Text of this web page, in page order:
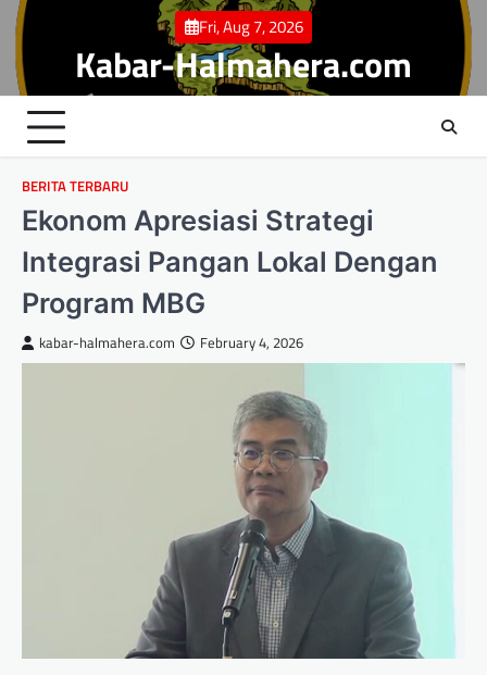
Skip
content
Fri, Aug 7, 2026
Kabar-Halmahera.com
BERITA TERBARU
Ekonom Apresiasi Strategi
Integrasi Pangan Lokal Dengan
Program MBG
kabar-halmahera.com February 4, 2026